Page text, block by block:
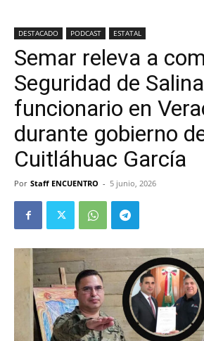
DESTACADO PODCAST ESTATAL
Semar releva a
Seguridad de
funcionario en
durante gobierno
Cuitláhuac García
Por Staff ENCUENTRO - 5 junio, 2026